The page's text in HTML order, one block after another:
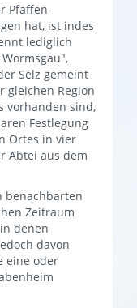
Pfaffen-
hat, ist indes
lediglich
Selz gemeint
gleichen Region
vorhanden sind,
Festlegung
Ortes in vier
Abtei aus dem
benachbarten
Zeitraum
denen
davon
eine oder